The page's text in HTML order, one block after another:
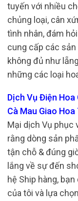
tuyến với nhiều
chủng loại, cân
tình nhân, đám
cung cấp các
không đủ như
những các loại
Dịch Vụ Điện Hoa
Cà Mau Giao Hoa
Mại dịch Vụ phục
rằng dòng sản
tận chỗ & đúng
lắng về sự đến
hệ Ship hàng,
của tôi và lựa